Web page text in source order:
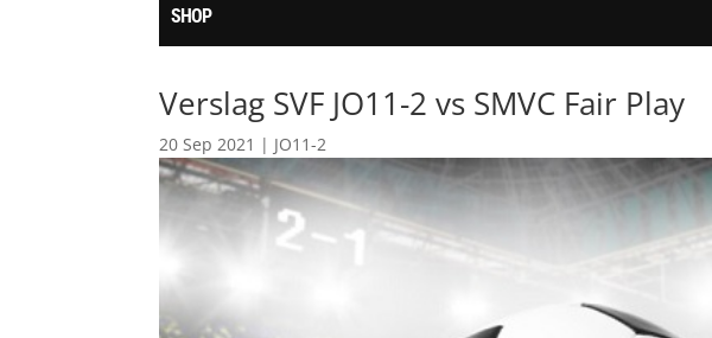
SHOP
Verslag SVF JO11-2 vs SMVC Fair Play
20 Sep 2021 | JO11-2